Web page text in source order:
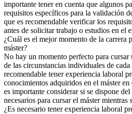
importante tener en cuenta que algunos
requisitos específicos para la validación
que es recomendable verificar los
antes de solicitar trabajo o estudios en el
¿Cuál es el mejor momento de la carrera
máster?
No hay un momento perfecto para cursar
de las circunstancias individuales de
recomendable tener experiencia laboral
conocimientos adquiridos en el máster
es importante considerar si se dispone
necesarios para cursar el máster mientras
¿Es necesario tener experiencia laboral